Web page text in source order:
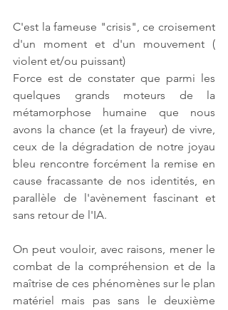
C'est la fameuse "crisis", ce croisement
d'un moment et d'un mouvement (
violent et/ou puissant)
Force est de constater que parmi les
quelques grands moteurs de la
métamorphose humaine que nous
avons la chance (et la frayeur) de vivre,
ceux de la dégradation de notre joyau
bleu rencontre forcément la remise en
cause fracassante de nos identités, en
parallèle de l'avènement fascinant et
sans retour de l'IA.
On peut vouloir, avec raisons, mener le
combat de la compréhension et de la
maîtrise de ces phénomènes sur le plan
matériel mais pas sans le deuxième